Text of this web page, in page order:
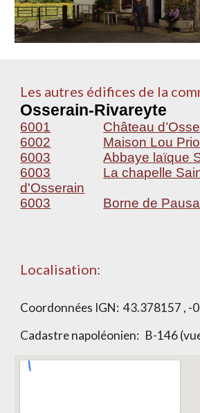
Les autres édifices de la
Osserain-Rivareyte
6001
Château
6002
Maison Lou
6003
Abbaye laïque
6003
La chapelle
d'Osserain
6003
Borne de
Localisation:
Coordonnées IGN: 43.378157 , -
Cadastre napoléonien: B-146